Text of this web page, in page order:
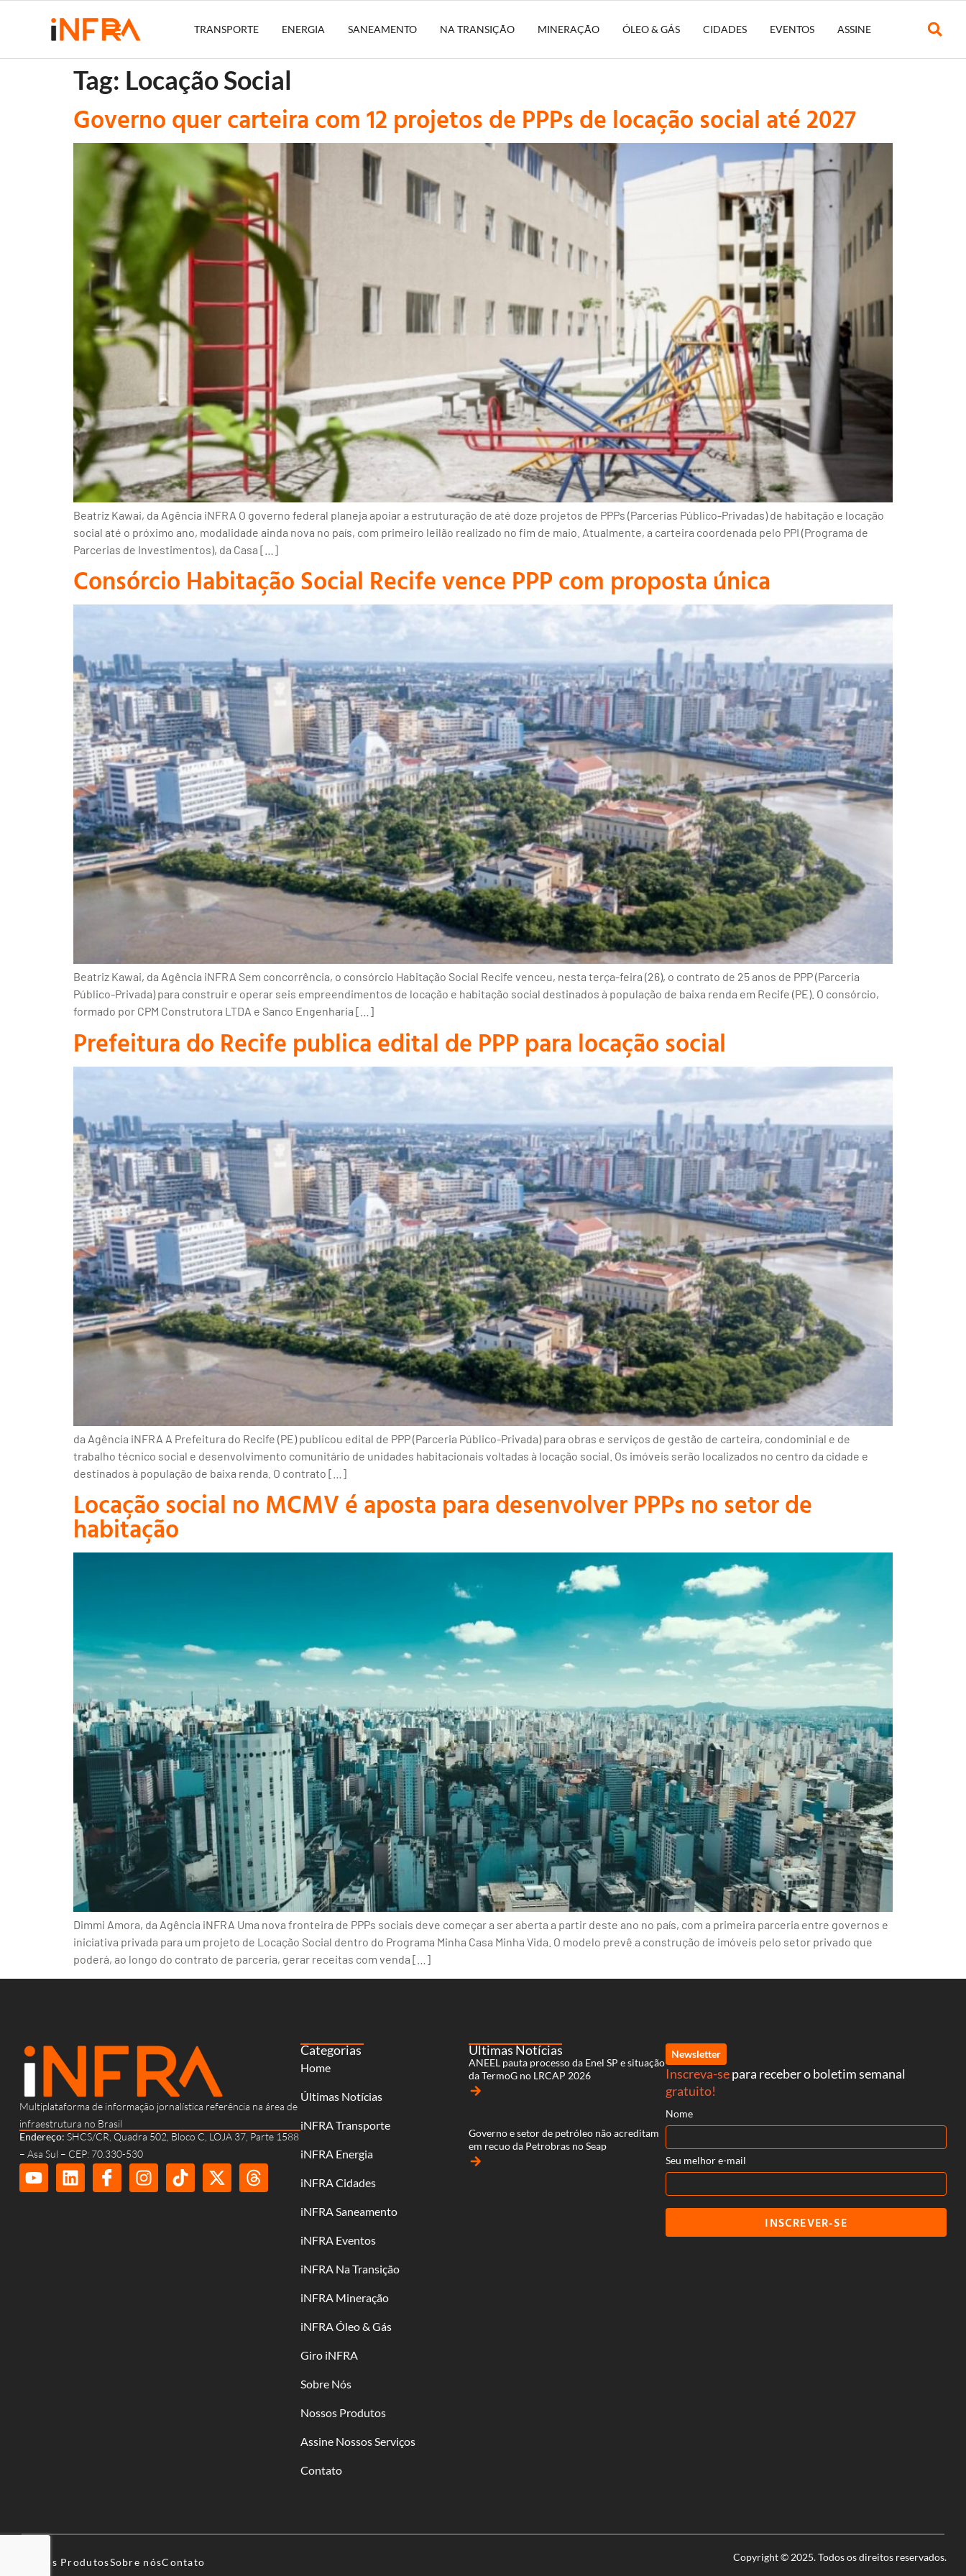
TRANSPORTE ENERGIA SANEAMENTO NA TRANSIÇÃO MINERAÇÃO ÓLEO & GÁS CIDADES EVENTOS ASSINE
Tag: Locação Social
Governo quer carteira com 12 projetos de PPPs de locação social até 2027
Beatriz Kawai, da Agência iNFRA O governo federal planeja apoiar a estruturação de até doze projetos de PPPs (Parcerias Público-Privadas) de habitação e locação
social até o próximo ano, modalidade ainda nova no país, com primeiro leilão realizado no fim de maio. Atualmente, a carteira coordenada pelo PPI (Programa de
Parcerias de Investimentos), da Casa […]
Consórcio Habitação Social Recife vence PPP com proposta única
Beatriz Kawai, da Agência iNFRA Sem concorrência, o consórcio Habitação Social Recife venceu, nesta terça-feira (26), o contrato de 25 anos de PPP (Parceria
Público-Privada) para construir e operar seis empreendimentos de locação e habitação social destinados à população de baixa renda em Recife (PE). O consórcio,
formado por CPM Construtora LTDA e Sanco Engenharia […]
Prefeitura do Recife publica edital de PPP para locação social
da Agência iNFRA A Prefeitura do Recife (PE) publicou edital de PPP (Parceria Público-Privada) para obras e serviços de gestão de carteira, condominial e de
trabalho técnico social e desenvolvimento comunitário de unidades habitacionais voltadas à locação social. Os imóveis serão localizados no centro da cidade e
destinados à população de baixa renda. O contrato […]
Locação social no MCMV é aposta para desenvolver PPPs no setor de
habitação
Dimmi Amora, da Agência iNFRA Uma nova fronteira de PPPs sociais deve começar a ser aberta a partir deste ano no país, com a primeira parceria entre governos e
iniciativa privada para um projeto de Locação Social dentro do Programa Minha Casa Minha Vida. O modelo prevê a construção de imóveis pelo setor privado que
poderá, ao longo do contrato de parceria, gerar receitas com venda […]
Multiplataforma de informação jornalística referência na área de
infraestrutura no Brasil
Endereço: SHCS/CR, Quadra 502, Bloco C, LOJA 37, Parte 1588
– Asa Sul – CEP: 70.330-530
Categorias
Home
Últimas Notícias
iNFRA Transporte
iNFRA Energia
iNFRA Cidades
iNFRA Saneamento
iNFRA Eventos
iNFRA Na Transição
iNFRA Mineração
iNFRA Óleo & Gás
Giro iNFRA
Sobre Nós
Nossos Produtos
Assine Nossos Serviços
Contato
Últimas Notícias
ANEEL pauta processo da Enel SP e situação
da TermoG no LRCAP 2026
arrow_forward
Governo e setor de petróleo não acreditam
em recuo da Petrobras no Seap
arrow_forward
Newsletter
Inscreva-separa receber o boletim semanal
gratuito!
Nome
Seu melhor e-mail
INSCREVER-SE
Nossos ProdutosSobre nósContato Copyright © 2025. Todos os direitos reservados.